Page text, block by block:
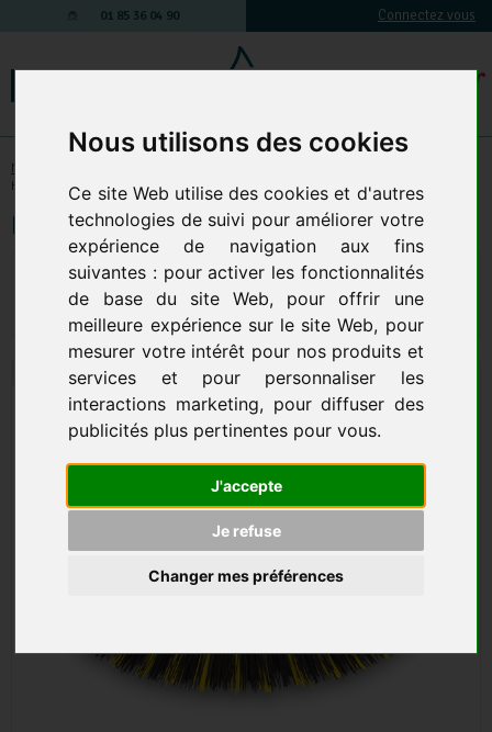
Nous utilisons des cookies
Ce site Web utilise des cookies et d'autres
technologies de suivi pour améliorer votre
expérience de navigation aux fins
suivantes : pour activer les fonctionnalités
de base du site Web, pour offrir une
meilleure expérience sur le site Web, pour
mesurer votre intérêt pour nos produits et
services et pour personnaliser les
interactions marketing, pour diffuser des
publicités plus pertinentes pour vous.
J'accepte
Je refuse
Changer mes préférences
01 85 36 04 90 Connectez vous
Matériel de nettoyage électrique
Karcher Professionnel
Balai latéral type
:
130,39 € HT 128,82 € HT 156,47 € TTC 154,58 € TTC
AJOUTER AU PANIER